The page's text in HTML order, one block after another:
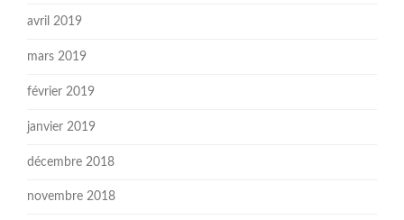
avril 2019
mars 2019
février 2019
janvier 2019
décembre 2018
novembre 2018